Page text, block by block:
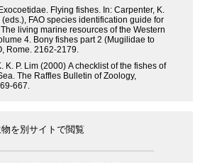
Flying fishes. In: Carpenter, K.
(eds.), FAO species identification guide for
living marine resources of the Western
4. Bony fishes part 2 (Mugilidae to
Rome. 2162-2179.
K. P. Lim (2000) A checklist of the fishes of
The Raffles Bulletin of Zoology,
667.
物を別サイトで閲覧